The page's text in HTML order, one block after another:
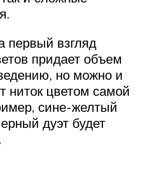
первый взгляд
придает объем
но можно и
ниток цветом самой
сине-желтый
дуэт будет